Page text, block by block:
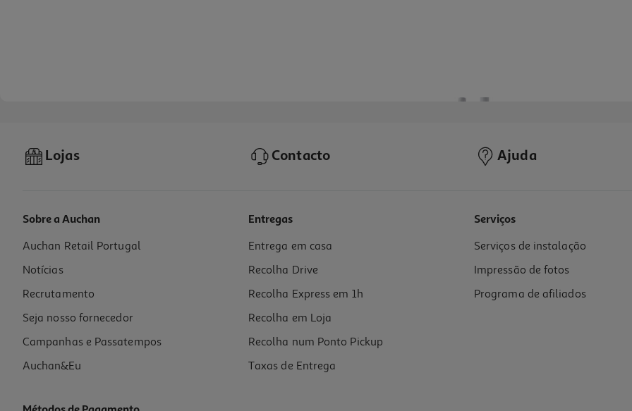
Vinho Branco Bando Verdilhão Alvarinho Trajadura 0.75l
6.65 €/Lt
4,99 €
Lojas Contacto Ajuda
Sobre a Auchan
Auchan Retail Portugal
Notícias
Recrutamento
Seja nosso fornecedor
Campanhas e Passatempos
Auchan&Eu
Entregas
Entrega em casa
Recolha Drive
Recolha Express em 1h
Recolha em Loja
Recolha num Ponto Pickup
Taxas de Entrega
Serviços
Serviços de instalação
Impressão de fotos
Programa de afiliados